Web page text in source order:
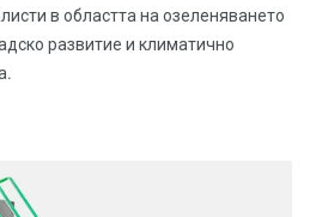
в областта на озеленяването
развитие и климатично